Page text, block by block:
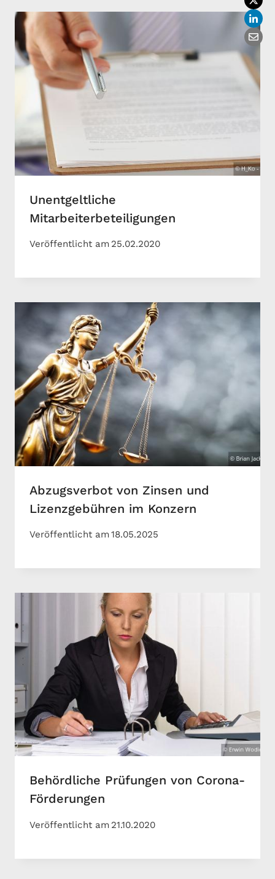
Unentgeltliche
Mitarbeiterbeteiligungen
Veröffentlicht am 25.02.2020
Abzugsverbot von Zinsen und
Lizenzgebühren im Konzern
Veröffentlicht am18.05.2025
Behördliche Prüfungen von Corona-
Förderungen
Veröffentlicht am 21.10.2020